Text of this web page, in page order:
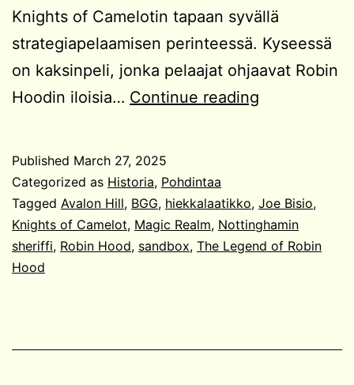
Knights of Camelotin tapaan syvällä
strategiapelaamisen perinteessä. Kyseessä
on kaksinpeli, jonka pelaajat ohjaavat Robin
Hoodin iloisia… Continue reading
Hood
Published March 27, 2025
Categorized as Historia, Pohdintaa
Tagged Avalon Hill, BGG, hiekkalaatikko, Joe Bisio,
Knights of Camelot, Magic Realm, Nottinghamin
sheriffi, Robin Hood, sandbox, The Legend of Robin
Hood